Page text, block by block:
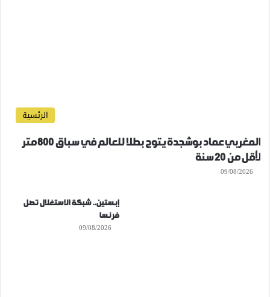
الرئسية
المغربي عماد بوشجدة يتوج بطلا للعالم في سباق 800 متر
لأقل من 20 سنة
09/08/2026
إبستين.. شبكة الاستغلال تصل
فرنسا
09/08/2026